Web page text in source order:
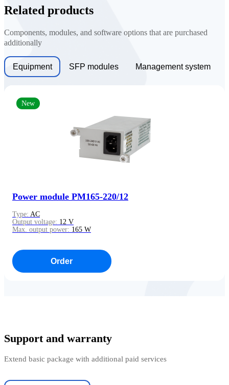
Related products
Components, modules, and software options that are purchased
additionally
Equipment SFP modules Management system
Power module PM165-220/12
Type: AC
Output voltage: 12 V
Max. output power: 165 W
New
Order
Support and warranty
Extend basic package with additional paid services